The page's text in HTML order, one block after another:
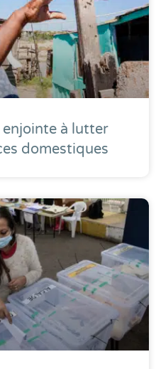
enjointe à lutter
domestiques